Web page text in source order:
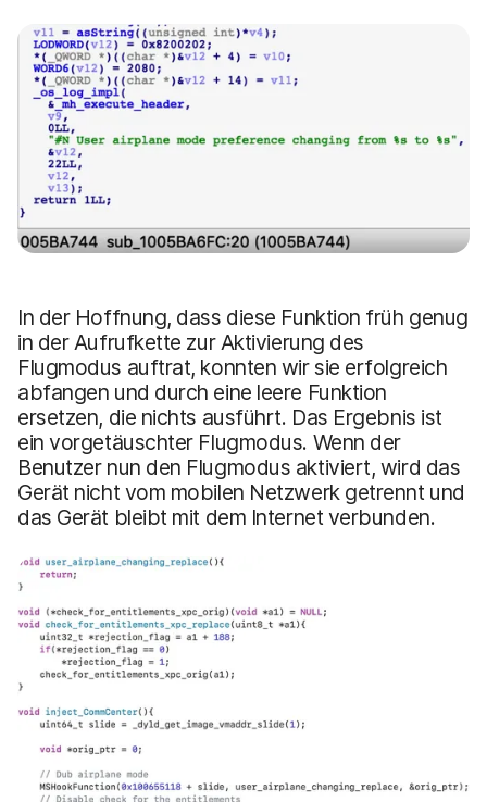
In der Hoffnung, dass diese Funktion früh genug
in der Aufrufkette zur Aktivierung des
Flugmodus auftrat, konnten wir sie erfolgreich
abfangen und durch eine leere Funktion
ersetzen, die nichts ausführt. Das Ergebnis ist
ein vorgetäuschter Flugmodus. Wenn der
Benutzer nun den Flugmodus aktiviert, wird das
Gerät nicht vom mobilen Netzwerk getrennt und
das Gerät bleibt mit dem Internet verbunden.